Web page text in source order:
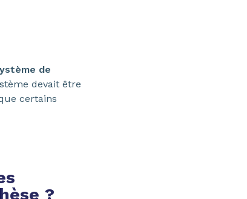
de
devait être
certains
?